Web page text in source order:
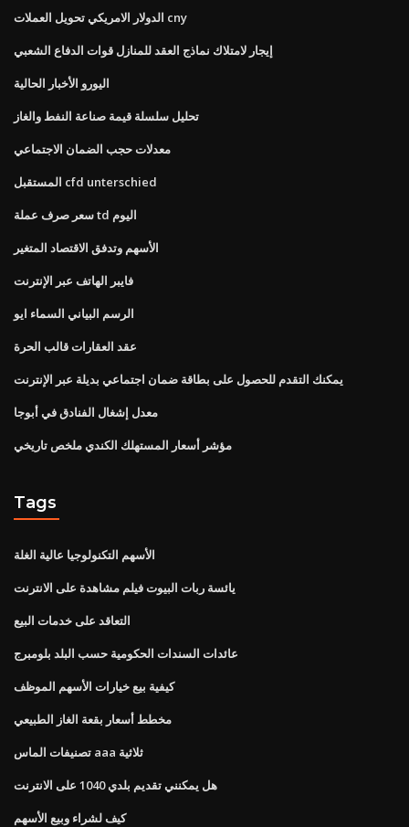
الدولار الامريكي تحويل العملات cny
إيجار لامتلاك نماذج العقد للمنازل قوات الدفاع الشعبي
اليورو الأخبار الحالية
تحليل سلسلة قيمة صناعة النفط والغاز
معدلات حجب الضمان الاجتماعي
المستقبل cfd unterschied
سعر صرف عملة td اليوم
الأسهم وتدفق الاقتصاد المتغير
فايبر الهاتف عبر الإنترنت
الرسم البياني السماء ايو
عقد العقارات قالب الحرة
يمكنك التقدم للحصول على بطاقة ضمان اجتماعي بديلة عبر الإنترنت
معدل إشغال الفنادق في أبوجا
مؤشر أسعار المستهلك الكندي ملخص تاريخي
Tags
الأسهم التكنولوجيا عالية الغلة
يائسة ربات البيوت فيلم مشاهدة على الانترنت
التعاقد على خدمات البيع
عائدات السندات الحكومية حسب البلد بلومبرج
كيفية بيع خيارات الأسهم الموظف
مخطط أسعار بقعة الغاز الطبيعي
تصنيفات الماس aaa ثلاثية
هل يمكنني تقديم بلدي 1040 على الانترنت
كيف لشراء وبيع الأسهم